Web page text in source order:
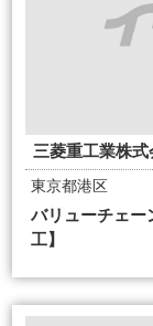
三菱重工業株式
東京都港区
バリューチェー
工】